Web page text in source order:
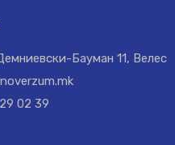
Бауман 11, Велес
02 39